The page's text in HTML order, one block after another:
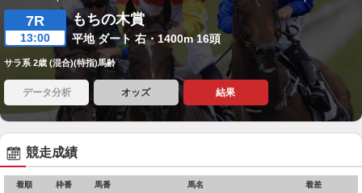
7R
13:00
もちの木賞
平地 ダート 右・1400m 16頭
サラ系 2歳 (混合)(特指)馬齢
データ分析 オッズ 結果
競走成績
着順 枠番 馬番 馬名 着差